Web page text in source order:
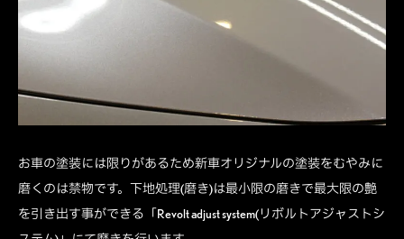
お車の塗装には限りがあるため新車オリジナルの塗装をむやみに
磨くのは禁物です。下地処理(磨き)は最小限の磨きで最大限の艶
を引き出す事ができる「Revolt adjust system(リボルトアジャストシ